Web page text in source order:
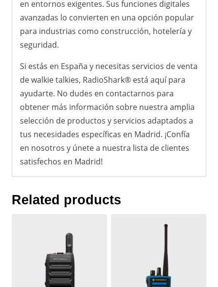
en entornos exigentes. Sus funciones digitales
avanzadas lo convierten en una opción popular
para industrias como construcción, hotelería y
seguridad.
Si estás en España y necesitas servicios de venta
de walkie talkies, RadioShark® está aquí para
ayudarte. No dudes en contactarnos para
obtener más información sobre nuestra amplia
selección de productos y servicios adaptados a
tus necesidades específicas en Madrid. ¡Confía
en nosotros y únete a nuestra lista de clientes
satisfechos en Madrid!
Related products